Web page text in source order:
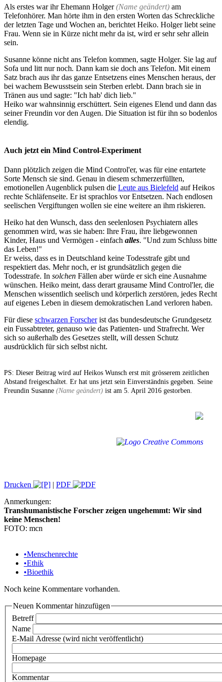
Als erstes war ihr Ehemann Holger(Name geändert) am
Telefonhörer. Man hörte ihm in den ersten Worten das Schreckliche
der letzten Tage und Wochen an, berichtet Heiko. Holger liebt seine
Frau. Wenn sie in Kürze nicht mehr da ist, wird er sehr sehr allein
sein.
Susanne könne nicht ans Telefon kommen, sagte Holger. Sie lag auf
Sofa und litt nur noch. Dann kam sie doch ans Telefon. Mit einem
Satz brach aus ihr das ganze Entsetzens eines Menschen heraus, der
bei wachem Bewusstsein sein Sterben erlebt. Dann brach sie in
Tränen aus und sagte: "Ich hab' dich lieb."
Heiko war wahnsinnig erschüttert. Sein eigenes Elend und dann das
seiner Freundin vor den Augen. Die Situation ist für ihn so bodenlos
elendig.
Auch jetzt ein Mind Control-Experiment
Dann plötzlich zeigen die Mind Control'er, was für eine entartete
Sorte Mensch sie sind. Genau in diesem schmerzerfüllten,
emotionellen Augenblick pulsen die Leute aus Bielefeld auf Heikos
rechte Schläfenseite. Er ist sprachlos vor Entsetzen. Nach endlosen
seelischen Vergiftungen wollen sie eine weitere an ihm riskieren.
Heiko hat den Wunsch, dass den seelenlosen Psychiatern alles
genommen wird, was sie haben: Ihre Frau, ihre liebgewonnen
Kinder, Haus und Vermögen - einfach alles. "Und zum Schluss bitte
das Leben!"
Er weiss, dass es in Deutschland keine Todesstrafe gibt und
respektiert das. Mehr noch, er ist grundsätzlich gegen die
Todesstrafe. In solchen Fällen aber würde er sich eine Ausnahme
wünschen. Heiko meint, dass derart grausame Mind Control'ler, die
Menschen wissentlich seelisch und körperlich zerstören, jedes Recht
auf eigenes Leben in diesem demokratischen Land verloren haben.
Für diese schwarzen Forscherist das bundesdeutsche Grundgesetz
ein Fussabtreter, genauso wie das Patienten- und Strafrecht. Wer
sich so außerhalb des Gesetzes stellt, will dessen Schutz
ausdrücklich für sich selbst nicht.
PS: Dieser Beitrag wird auf Heikos Wunsch erst mit grösserem zeitlichen
Abstand freigeschaltet. Er hat uns jetzt sein Einverständnis gegeben. Seine
Freundin Susanne (Name geändert) ist am 5. April 2016 gestorben.
Drucken | PDF
Anmerkungen:
Transhumanistische Forscher zeigen ungehemmt: Wir sind
keine Menschen!
FOTO: mcn
•Menschenrechte
•Ethik
•Bioethik
Noch keine Kommentare vorhanden.
Neuen Kommentar hinzufügen
Betreff
Name
E-Mail Adresse (wird nicht veröffentlicht)
Homepage
Kommentar